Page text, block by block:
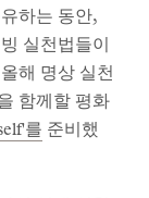
하는 동안,
실천법들이
해 명상 실천
함께할 평화
를 준비했